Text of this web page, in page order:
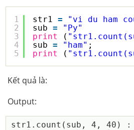
1
2
3
4
5
str1 =
"vi du ham
sub =
"Py"
print
(
sub = "ham" ;
print
(
Kết quả là:
Output:
str1.count(sub, 4, 40)